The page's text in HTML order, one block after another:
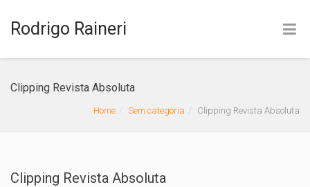
Rodrigo Raineri
Clipping Revista Absoluta
Home Sem categoria Clipping Revista Absoluta
Clipping Revista Absoluta